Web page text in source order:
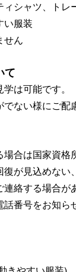
シャツ、トレ
い服装
せん
て
は可能です。
ない様にご配
合は国家資格
が見込めない
絡する場合が
番号をお知ら